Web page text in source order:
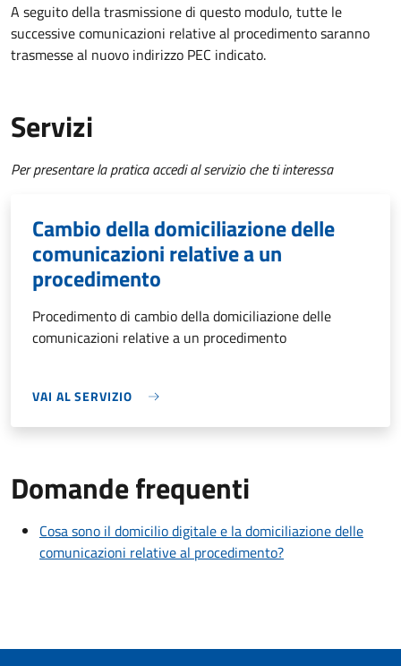
A seguito della trasmissione di questo modulo, tutte le
successive comunicazioni relative al procedimento saranno
trasmesse al nuovo indirizzo PEC indicato.
Servizi
Per presentare la pratica accedi al servizio che ti interessa
Cambio della domiciliazione delle
comunicazioni relative a un
procedimento
Procedimento di cambio della domiciliazione delle
comunicazioni relative a un procedimento
VAI AL SERVIZIO
Domande frequenti
Cosa sono il domicilio digitale e la domiciliazione delle
comunicazioni relative al procedimento?